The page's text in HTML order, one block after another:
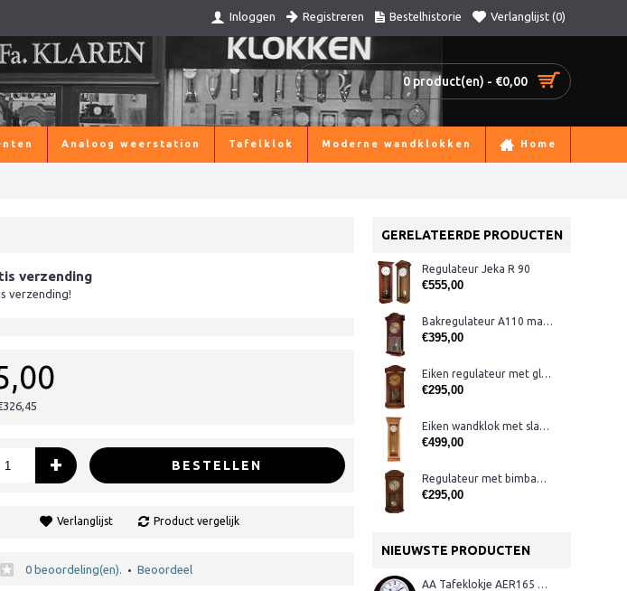
Inloggen Registreren Bestelhistorie Verlanglijst (0)
0 product(en) - €0,00
Analoog weerstation Tafelklok Moderne wandklokken Home
GERELATEERDE PRODUCTEN
Regulateur Jeka R 90
€555,00
Bakregulateur A110 mahonie
€395,00
Eiken regulateur met glas in lood
€295,00
Eiken wandklok met slagwerk AER110
€499,00
Regulateur met bimbamslagwerk, eiken
€295,00
NIEUWSTE PRODUCTEN
AA Tafeklokje AER165 noten
verzending
verzending!
+ BESTELLEN
Verlanglijst Product vergelijk
0 beoordeling(en). • Beoordeel